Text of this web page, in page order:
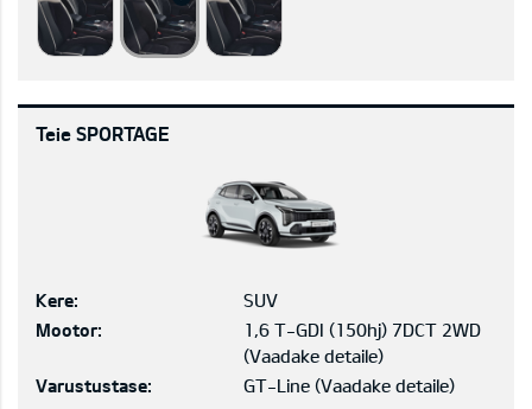
Teie SPORTAGE
Kere:
SUV
Mootor:
1,6 T-GDI (150hj) 7DCT 2WD
(Vaadake detaile)
Varustustase:
GT-Line (Vaadake detaile)